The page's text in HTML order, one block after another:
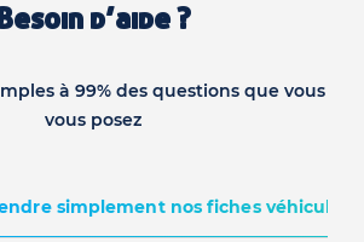
d’aide ?
à 99% des questions que vous
vous posez
simplement nos fiches véhicules